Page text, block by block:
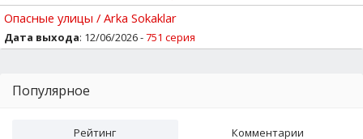
Опасные улицы / Arka Sokaklar
Дата выхода: 12/06/2026 -751 серия
Популярное
Рейтинг Комментарии